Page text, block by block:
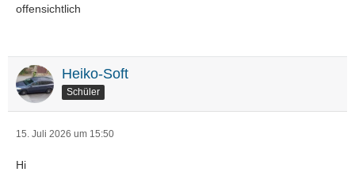
offensichtlich
Heiko-Soft
Schüler
15. Juli 2026 um 15:50
Hi